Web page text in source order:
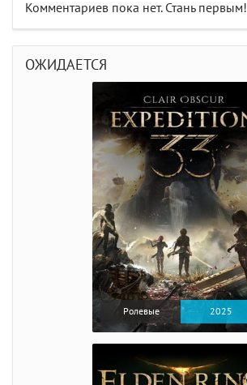
Комментариев пока нет. Стань первым!
ОЖИДАЕТСЯ
Ролевые 2025